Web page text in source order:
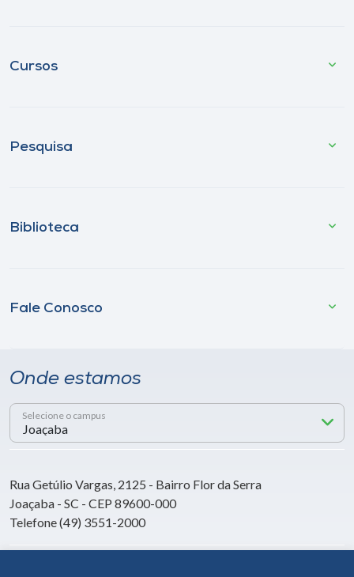
Cursos
Pesquisa
Biblioteca
Fale Conosco
Onde estamos
Selecione o campus
Rua Getúlio Vargas, 2125 - Bairro Flor da Serra
Joaçaba - SC - CEP 89600-000
Telefone (49) 3551-2000